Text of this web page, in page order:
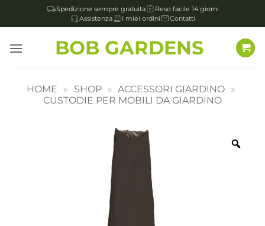
Spedizione sempre gratuita
Reso facile 14 giorni
Assistenza
I miei ordini Contatti
BOB GARDENS
HOME » SHOP » ACCESSORI GIARDINO »
CUSTODIE PER MOBILI DA GIARDINO